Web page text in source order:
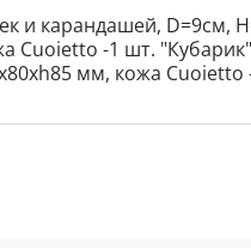
и карандашей, D=9см,
Cuoietto -1 шт.
мм, кожа